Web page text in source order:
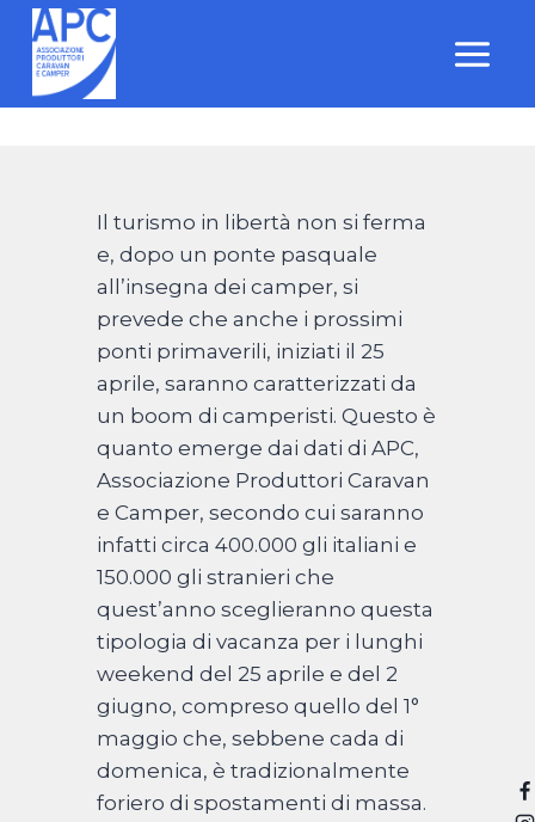
Salta
contenuto
Il turismo in libertà non si ferma
e, dopo un ponte pasquale
all’insegna dei camper, si
prevede che anche i prossimi
ponti primaverili, iniziati il 25
aprile, saranno caratterizzati da
un boom di camperisti. Questo è
quanto emerge dai dati di APC,
Associazione Produttori Caravan
e Camper, secondo cui saranno
infatti circa 400.000 gli italiani e
150.000 gli stranieri che
quest’anno sceglieranno questa
tipologia di vacanza per i lunghi
weekend del 25 aprile e del 2
giugno, compreso quello del 1°
maggio che, sebbene cada di
domenica, è tradizionalmente
foriero di spostamenti di massa.